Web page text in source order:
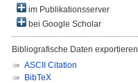
im Publikationsserver
bei Google Scholar
Bibliografische Daten exportieren
ASCII Citation
BibTeX